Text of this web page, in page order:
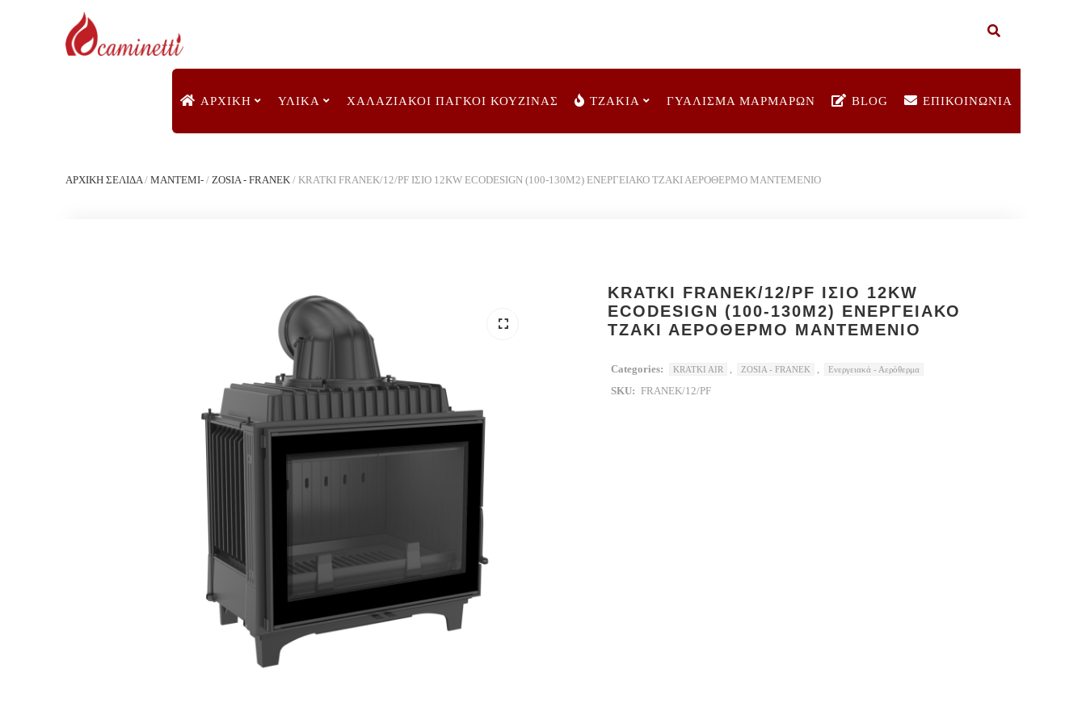
ΑΡΧΙΚΉ ΥΛΙΚΑ ΧΑΛΑΖΙΑΚΟΙ ΠΑΓΚΟΙ ΚΟΥΖΙΝΑΣ ΤΖΑΚΙΑ ΓΥΑΛΙΣΜΑ ΜΑΡΜΑΡΩΝ BLOG ΕΠΙΚΟΙΝΩΝΙΑ
ΑΡΧΙΚΉ ΣΕΛΊΔΑ / ΜΑΝΤΕΜΙ- / ZOSIA - FRANEK /KRATKI FRANEK/12/PF ΙΣΙΟ 12KW ECODESIGN (100-130M2) ΕΝΕΡΓΕΙΑΚΟ ΤΖΑΚΙ ΑΕΡΟΘΕΡΜΟ ΜΑΝΤΕΜΕΝΙΟ
KRATKI FRANEK/12/PF ΙΣΙΟ 12KW
ECODESIGN (100-130M2) ΕΝΕΡΓΕΙΑΚΟ
ΤΖΑΚΙ ΑΕΡΟΘΕΡΜΟ ΜΑΝΤΕΜΕΝΙΟ
Categories: KRATKI AIR , ZOSIA - FRANEK , Ενεργειακά - Αερόθερμα
SKU: FRANEK/12/PF